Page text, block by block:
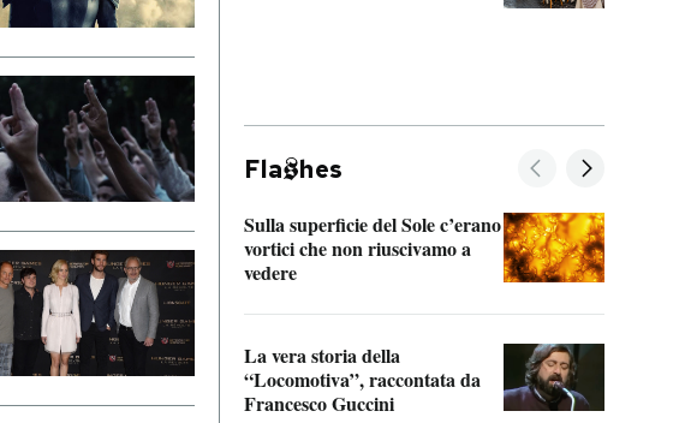
Fla hes
Sulla superficie del Sole c’erano
vortici che non riuscivamo a
vedere
La vera storia della
“Locomotiva”, raccontata da
Francesco Guccini